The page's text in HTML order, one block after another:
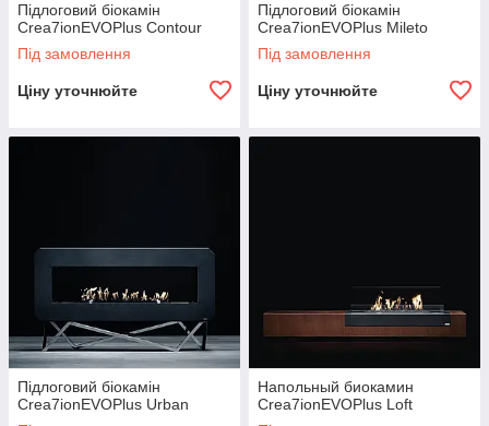
Підлоговий біокамін
Crea7ionEVOPlus Contour
Під замовлення
Ціну уточнюйте
Підлоговий біокамін
Crea7ionEVOPlus Mileto
Під замовлення
Ціну уточнюйте
Підлоговий біокамін
Crea7ionEVOPlus Urban
Напольный биокамин
Crea7ionEVOPlus Loft